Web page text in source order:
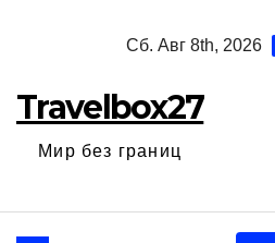
Сб. Авг 8th, 2026
Travelbox27
Мир без границ